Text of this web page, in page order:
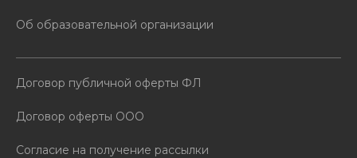
Об образовательной организации
Договор публичной оферты ФЛ
Договор оферты ООО
Согласие на получение рассылки